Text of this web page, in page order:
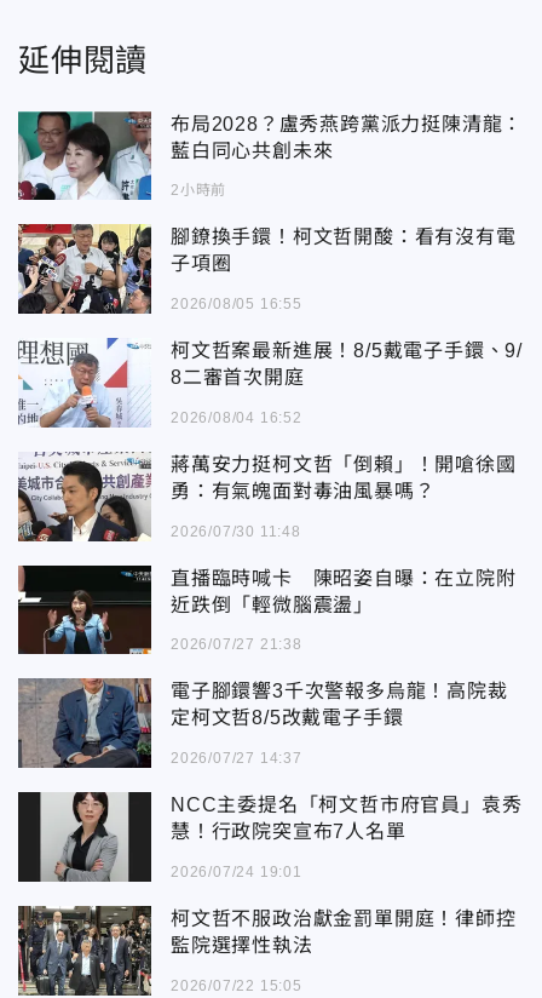
延伸閱讀
布局2028？盧秀燕跨黨派力挺陳清龍：
藍白同心共創未來
2小時前
腳鐐換手鐶！柯文哲開酸：看有沒有電
子項圈
2026/08/05 16:55
柯文哲案最新進展！8/5戴電子手鐶、9/
8二審首次開庭
2026/08/04 16:52
蔣萬安力挺柯文哲「倒賴」！開嗆徐國
勇：有氣魄面對毒油風暴嗎？
2026/07/30 11:48
直播臨時喊卡 陳昭姿自曝：在立院附
近跌倒「輕微腦震盪」
2026/07/27 21:38
電子腳鐶響3千次警報多烏龍！高院裁
定柯文哲8/5改戴電子手鐶
2026/07/27 14:37
NCC主委提名「柯文哲市府官員」袁秀
慧！行政院突宣布7人名單
2026/07/24 19:01
柯文哲不服政治獻金罰單開庭！律師控
監院選擇性執法
2026/07/22 15:05